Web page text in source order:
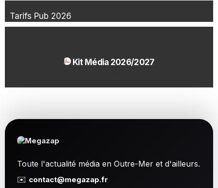
Tarifs Pub 2026
Kit Média 2026/2027
Toute l'actualité média en Outre-Mer et d'ailleurs.
✉️ contact@megazap.fr